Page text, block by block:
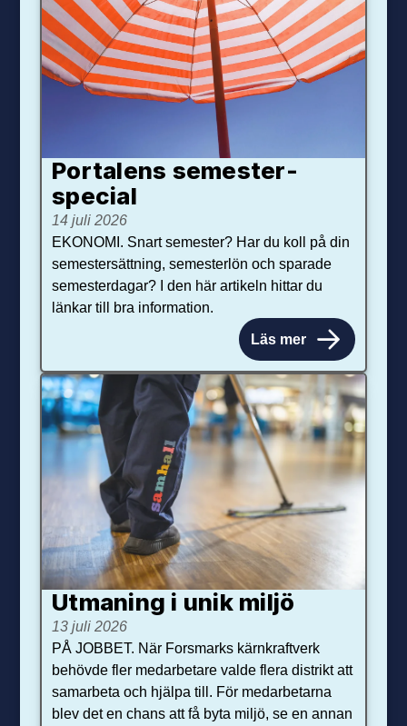
Portalens semester­
special
14 juli 2026
EKONOMI. Snart semester? Har du koll på din
semestersättning, semesterlön och sparade
semesterdagar? I den här artikeln hittar du
länkar till bra information.
Läs mer
Utmaning i unik miljö
13 juli 2026
PÅ JOBBET. När Forsmarks kärnkraftverk
behövde fler medarbetare valde flera distrikt att
samarbeta och hjälpa till. För medarbetarna
blev det en chans att få byta miljö, se en annan